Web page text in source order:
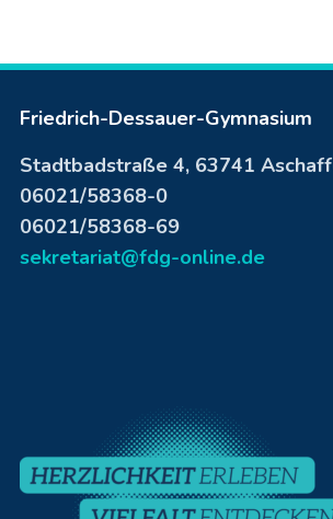
Friedrich-Dessauer-Gymnasium
Stadtbadstraße 4, 63741
06021/58368-0
06021/58368-69
sekretariat@fdg-online.de